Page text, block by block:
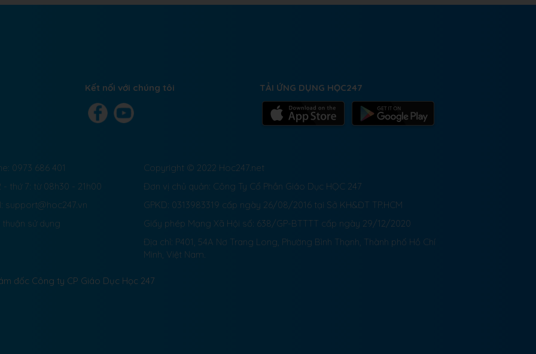
Kết nối với chúng tôi TẢI ỨNG DỤNG HỌC247
0973 686 401
- thứ 7: từ 08h30 - 21h00
support@hoc247.vn
thuận sử dụng
Copyright © 2022 Hoc247.net
Đơn vị chủ quản: Công Ty Cổ Phần Giáo Dục HỌC 247
GPKD: 0313983319 cấp ngày 26/08/2016 tại Sở KH&ĐT TP.HCM
Giấy phép Mạng Xã Hội số: 638/GP-BTTTT cấp ngày 29/12/2020
Địa chỉ: P401, 54A Nơ Trang Long, Phường Bình Thạnh, Thành phố Hồ Chí
Minh, Việt Nam.
đốc Công ty CP Giáo Dục Học 247